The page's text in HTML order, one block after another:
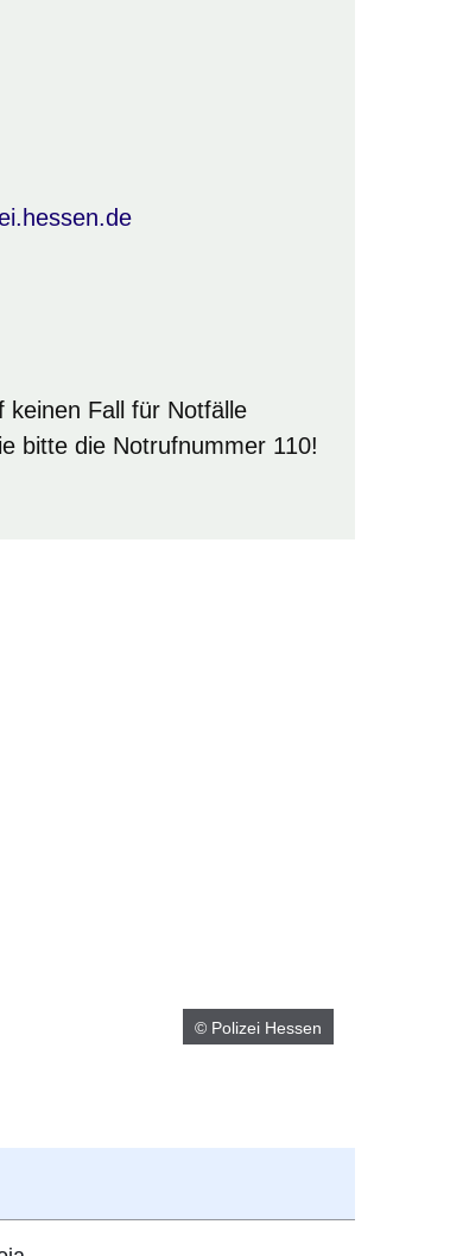
keinen Fall für Notfälle
bitte die Notrufnummer 110!
© Polizei Hessen